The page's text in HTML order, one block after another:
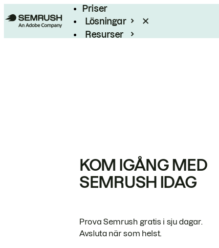
Priser
Lösningar
Resurser
KOM IGÅNG MED
SEMRUSH IDAG
Prova Semrush gratis i sju dagar.
Avsluta när som helst.